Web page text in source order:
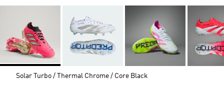
Solar Turbo / Thermal Chrome / Core Black